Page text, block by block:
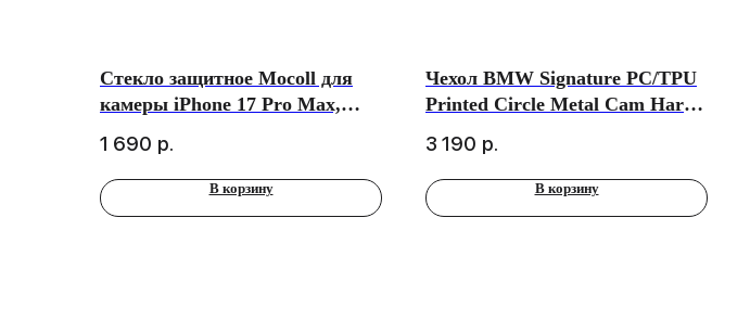
Стекло защитное Mocoll для
камеры iPhone 17 Pro Max,
1 690 р.
В корзину
Чехол BMW Signature PC/TPU
Printed Circle Metal Cam Hard
(MagSafe)
3 190 р.
В корзину